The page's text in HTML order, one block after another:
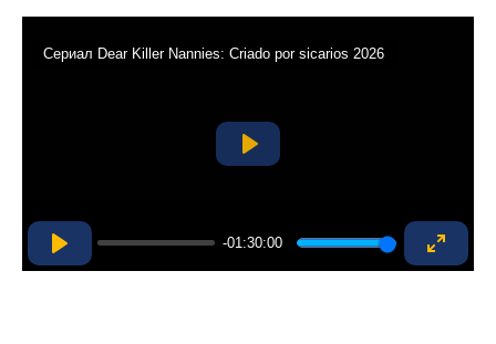
Play
-01:30:00
Enter
Сериал Dear Killer Nannies: Criado por sicarios 2026